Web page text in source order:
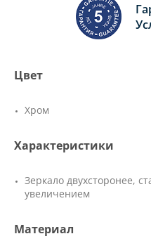
Цвет
Хром
Характеристики
Зеркало двухсторонее,
увеличением
Материал